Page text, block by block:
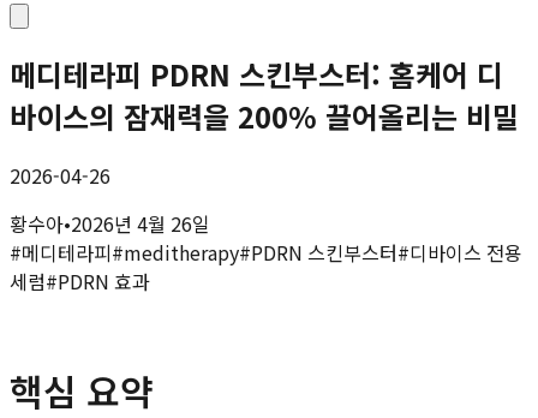
메디테라피 PDRN 스킨부스터: 홈케어 디
바이스의 잠재력을 200% 끌어올리는 비밀
2026-04-26
황수아•2026년 4월 26일
#메디테라피#meditherapy#PDRN 스킨부스터#디바이스 전용
세럼#PDRN 효과
핵심 요약